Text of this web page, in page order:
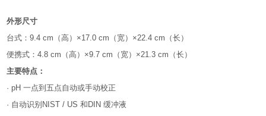
外形尺寸
台式：9.4 cm（高）×17.0 cm（宽）×22.4 cm（长）
便携式：4.8 cm（高）×9.7 cm（宽）×21.3 cm（长）
主要特点：
· pH 一点到五点自动或手动校正
· 自动识别NIST / US 和DIN 缓冲液